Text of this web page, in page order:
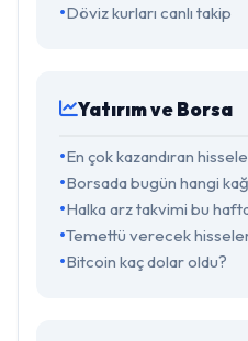
Döviz kurları canlı takip
Yatırım ve Borsa
En çok kazandıran
Borsada bugün hangi
Halka arz takvimi bu
Temettü verecek
Bitcoin kaç dolar oldu?